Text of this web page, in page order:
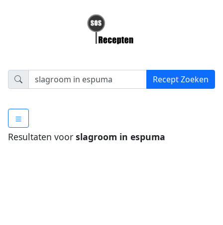
Resultaten voor slagroom in espuma